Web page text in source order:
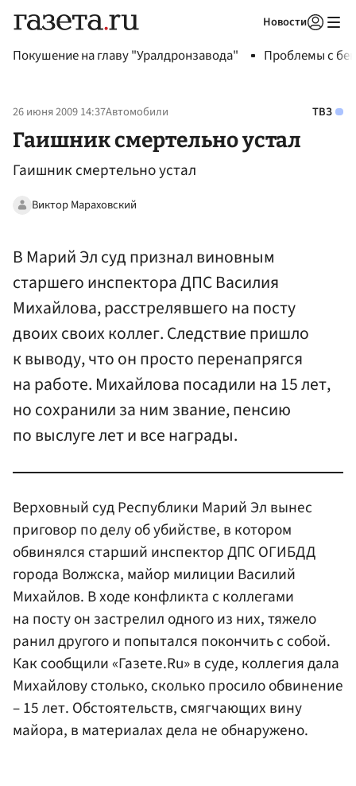
Новости
Покушение на главу "Уралдронзавода" Проблемы с
26 июня 2009 14:37Автомобили ТВЗ
Гаишник смертельно устал
Гаишник смертельно устал
Виктор Мараховский
В Марий Эл суд признал виновным
старшего инспектора ДПС Василия
Михайлова, расстрелявшего на посту
двоих своих коллег. Следствие пришло
к выводу, что он просто перенапрягся
на работе. Михайлова посадили на 15 лет,
но сохранили за ним звание, пенсию
по выслуге лет и все награды.
Верховный суд Республики Марий Эл вынес
приговор по делу об убийстве, в котором
обвинялся старший инспектор ДПС ОГИБДД
города Волжска, майор милиции Василий
Михайлов. В ходе конфликта с коллегами
на посту он застрелил одного из них, тяжело
ранил другого и попытался покончить с собой.
Как сообщили «Газете.Ru» в суде, коллегия дала
Михайлову столько, сколько просило обвинение
– 15 лет. Обстоятельств, смягчающих вину
майора, в материалах дела не обнаружено.